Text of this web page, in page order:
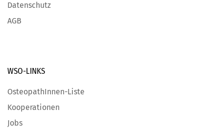
Datenschutz
AGB
WSO-LINKS
OsteopathInnen-Liste
Kooperationen
Jobs